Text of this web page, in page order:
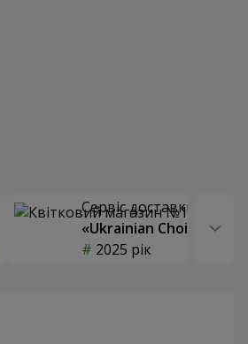
Сервіс доставки квітів
«Ukrainian Choice»
2025 рік